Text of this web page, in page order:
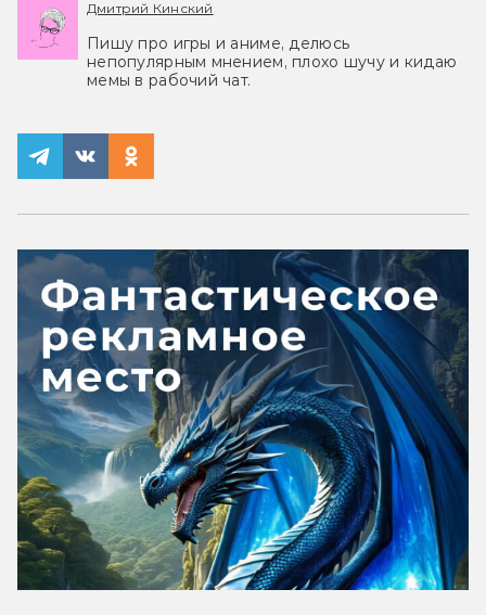
Дмитрий Кинский
Пишу про игры и аниме, делюсь
непопулярным мнением, плохо шучу и кидаю
мемы в рабочий чат.